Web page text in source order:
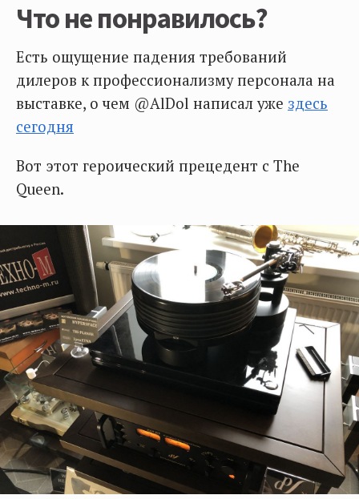
Что не понравилось?
Есть ощущение падения требований
дилеров к профессионализму персонала на
выставке, о чем @AlDol написал уже здесь
сегодня
Вот этот героический прецедент с The
Queen.